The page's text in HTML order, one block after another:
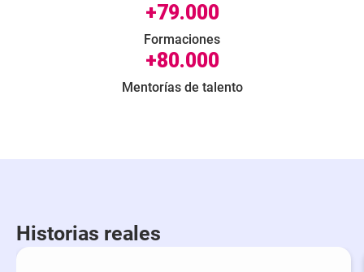
+79.000
Formaciones
+80.000
Mentorías de talento
Historias reales